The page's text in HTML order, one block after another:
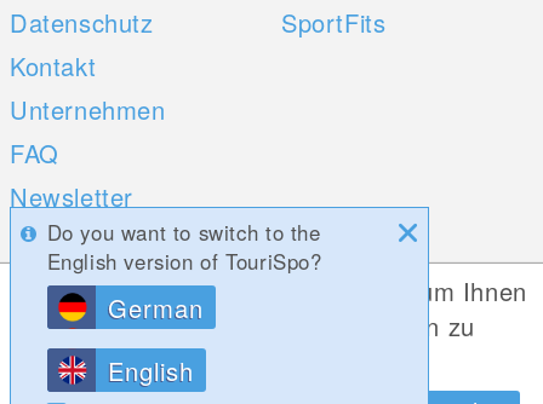
Datenschutz
Kontakt
Unternehmen
FAQ
Newsletter
Umfragen
SportFits
Mobile Apps Social Web
Do you want to switch to the
English version of TouriSpo?
German
English
Diese Website verwendet Cookies, um Ihnen
die bestmögliche Funktionalität bieten zu
können.